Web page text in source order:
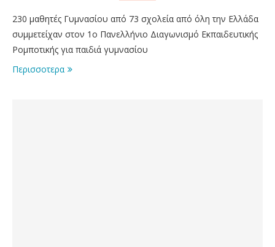
230 μαθητές Γυμνασίου από 73 σχολεία από όλη την Ελλάδα
συμμετείχαν στον 1ο Πανελλήνιο Διαγωνισμό Εκπαιδευτικής
Ρομποτικής για παιδιά γυμνασίου
Περισσοτερα